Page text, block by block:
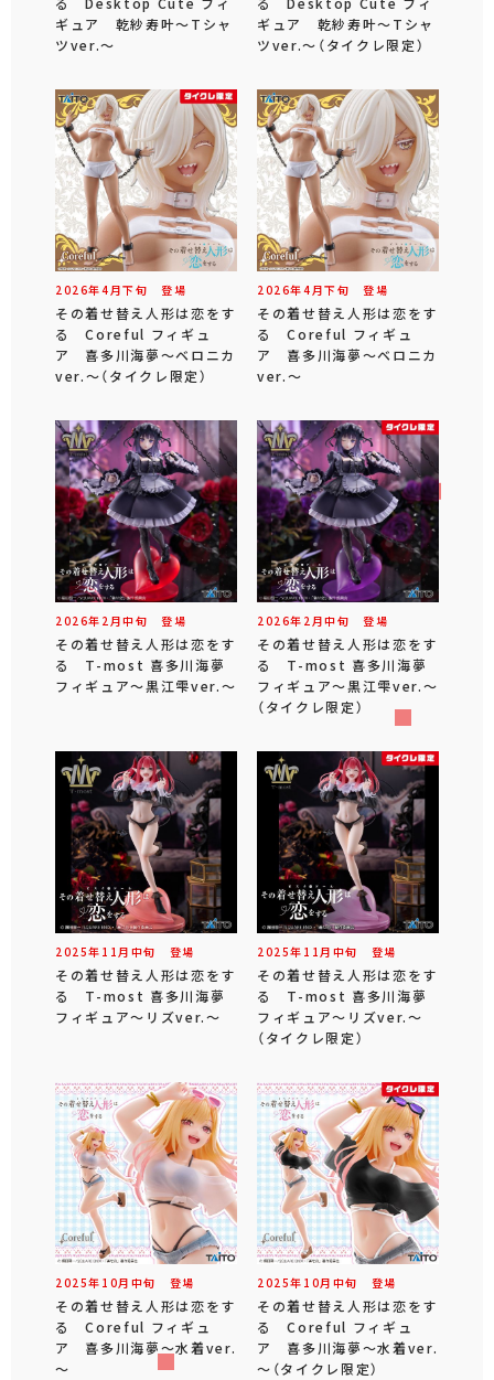
ギュア 乾紗寿叶～Tシャ
ツver.～
ギュア 乾紗寿叶～Tシャ
ツver.～（タイクレ限定）
2026年4 月下旬 登場
その着せ替え人形は恋をす
る Coreful フィギュ
ア 喜多川海夢～ベロニカ
ver.～（タイクレ限定）
2026年4 月下旬 登場
その着せ替え人形は恋をす
る Coreful フィギュ
ア 喜多川海夢～ベロニカ
ver.～
2026年 2 月中旬 登場
その着せ替え人形は恋をす
る T-most 喜多川海夢
フィギュア～黒江雫ver.～
2026年 2 月中旬 登場
その着せ替え人形は恋をす
る T-most 喜多川海夢
フィギュア～黒江雫ver.～
（タイクレ限定）
2025年 11 月 中旬 登場
その着せ替え人形は恋をす
る T-most 喜多川海夢
フィギュア～リズver.～
2025年 11 月 中旬 登場
その着せ替え人形は恋をす
る T-most 喜多川海夢
フィギュア～リズver.～
（タイクレ限定）
2025年 10月 中旬 登場
その着せ替え人形は恋をす
る Coreful フィギュ
ア 喜多川海夢～水着ver.
～
2025年 10月 中旬 登場
その着せ替え人形は恋をす
る Coreful フィギュ
ア 喜多川海夢～水着ver.
～（タイクレ限定）